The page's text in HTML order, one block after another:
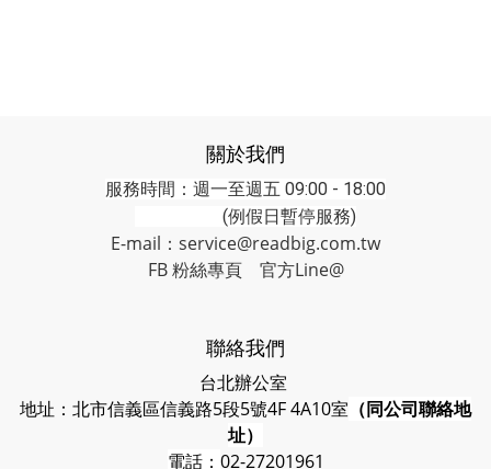
關於我們
服務時間：週一至週五 09:00 - 18:00
(例假日暫停服務)
E-mail：service@readbig.com.tw
FB 粉絲專頁
官方Line@
聯絡我們
台北辦公室
地址：北市信義區信義路5段5號4F 4A10室 （同公司聯絡地
址）
電話： 02-27201961